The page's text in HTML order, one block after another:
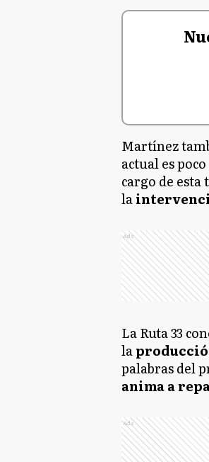
Martínez
actual es
cargo de esta
la
Ads
La Ruta 33
la
palabras del
anima a
Ads